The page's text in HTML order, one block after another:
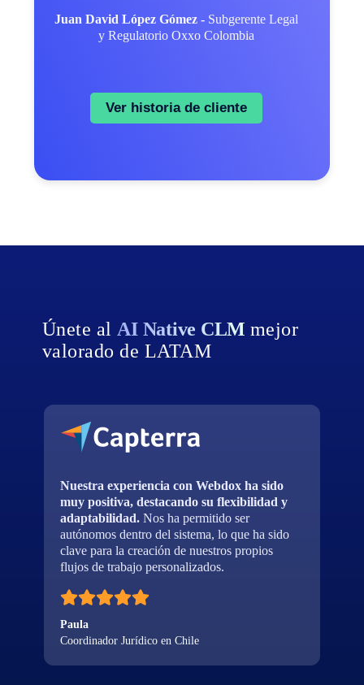
Juan David López Gómez - Subgerente Legal
y Regulatorio Oxxo Colombia
Ver historia de cliente
Únete al AI Native CLM mejor
valorado de LATAM
Nuestra experiencia con Webdox ha sido
muy positiva, destacando su flexibilidad y
adaptabilidad. Nos ha permitido ser
autónomos dentro del sistema, lo que ha sido
clave para la creación de nuestros propios
flujos de trabajo personalizados.
Paula
Coordinador Jurídico en Chile